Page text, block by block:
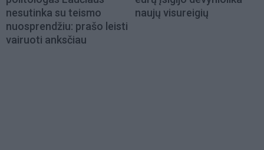
nesutinka su teismo
nuosprendžiu: prašo leisti
vairuoti anksčiau
naujų visureigių